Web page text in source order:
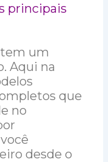
principais
um
Aqui na
que
no
desde o